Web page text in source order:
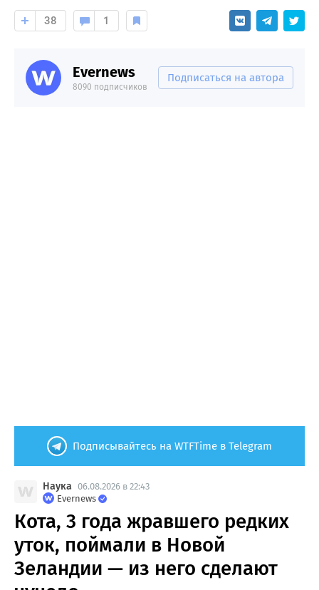
38 1
Evernews
8090 подписчиков
Подписаться на автора
Подписывайтесь на WTFTime в Telegram
Наука 06.08.2026 в 22:43
Evernews
Кота, 3 года жравшего редких
уток, поймали в Новой
Зеландии — из него сделают